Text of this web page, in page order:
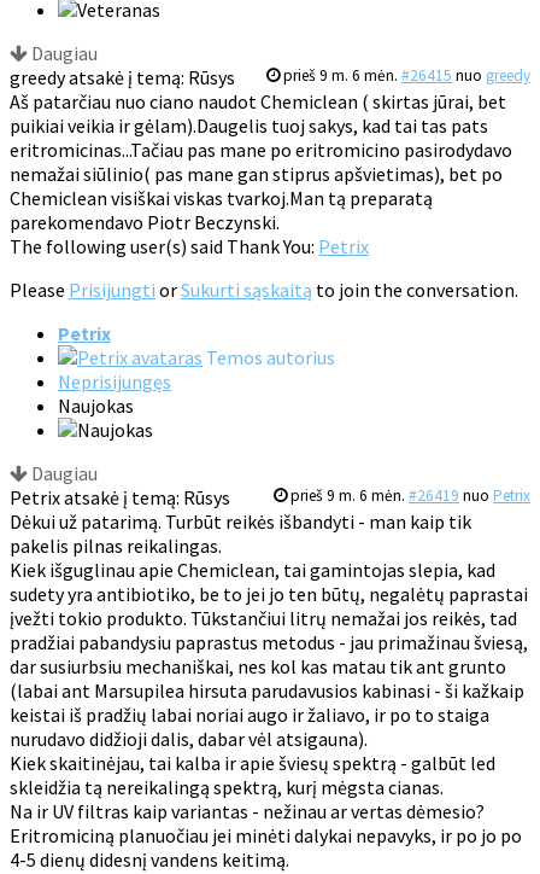
Daugiau
prieš 9 m. 6 mėn. #26415 nuo greedy
greedy atsakė į temą: Rūsys
Aš patarčiau nuo ciano naudot Chemiclean ( skirtas jūrai, bet
puikiai veikia ir gėlam).Daugelis tuoj sakys, kad tai tas pats
eritromicinas...Tačiau pas mane po eritromicino pasirodydavo
nemažai siūlinio( pas mane gan stiprus apšvietimas), bet po
Chemiclean visiškai viskas tvarkoj.Man tą preparatą
parekomendavo Piotr Beczynski.
The following user(s) said Thank You: Petrix
Please Prisijungti orSukurti sąskaitą to join the conversation.
Petrix
Temos autorius
Neprisijungęs
Naujokas
Daugiau
prieš 9 m. 6 mėn. #26419 nuo Petrix
Petrix atsakė į temą: Rūsys
Dėkui už patarimą. Turbūt reikės išbandyti - man kaip tik
pakelis pilnas reikalingas.
Kiek išguglinau apie Chemiclean, tai gamintojas slepia, kad
sudety yra antibiotiko, be to jei jo ten būtų, negalėtų paprastai
įvežti tokio produkto. Tūkstančiui litrų nemažai jos reikės, tad
pradžiai pabandysiu paprastus metodus - jau primažinau šviesą,
dar susiurbsiu mechaniškai, nes kol kas matau tik ant grunto
(labai ant Marsupilea hirsuta parudavusios kabinasi - ši kažkaip
keistai iš pradžių labai noriai augo ir žaliavo, ir po to staiga
nurudavo didžioji dalis, dabar vėl atsigauna).
Kiek skaitinėjau, tai kalba ir apie šviesų spektrą - galbūt led
skleidžia tą nereikalingą spektrą, kurį mėgsta cianas.
Na ir UV filtras kaip variantas - nežinau ar vertas dėmesio?
Eritromiciną planuočiau jei minėti dalykai nepavyks, ir po jo po
4-5 dienų didesnį vandens keitimą.